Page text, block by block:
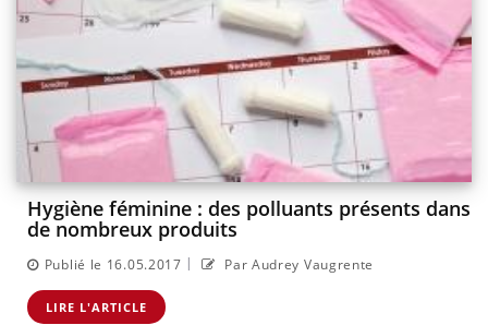
Hygiène féminine : des polluants présents dans
de nombreux produits
Publié le 16.05.2017 | Par Audrey Vaugrente
LIRE L'ARTICLE